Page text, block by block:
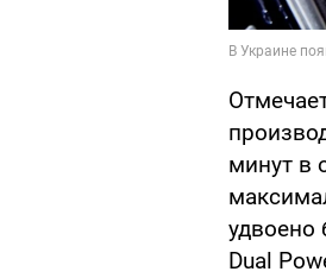
минут в
удвоено
Dual